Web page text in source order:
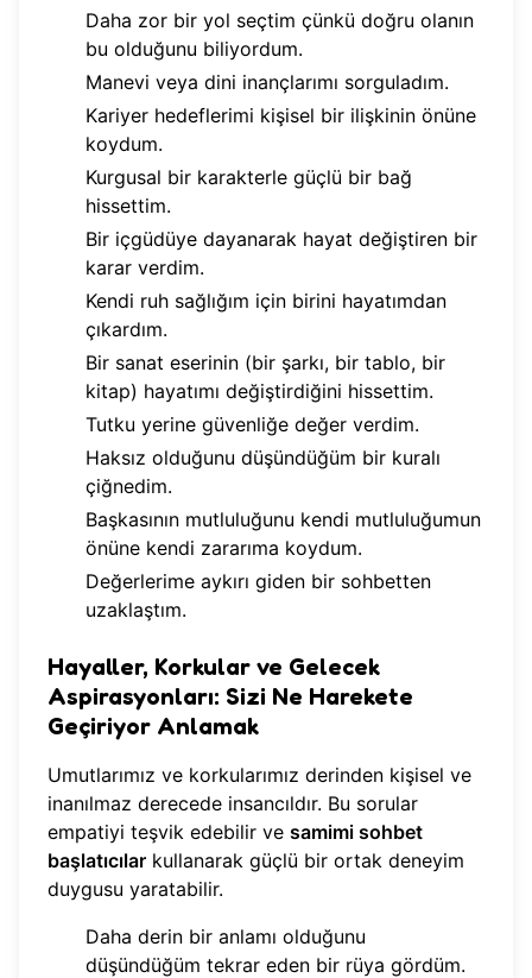
Daha zor bir yol seçtim çünkü doğru olanın
bu olduğunu biliyordum.
Manevi veya dini inançlarımı sorguladım.
Kariyer hedeflerimi kişisel bir ilişkinin önüne
koydum.
Kurgusal bir karakterle güçlü bir bağ
hissettim.
Bir içgüdüye dayanarak hayat değiştiren bir
karar verdim.
Kendi ruh sağlığım için birini hayatımdan
çıkardım.
Bir sanat eserinin (bir şarkı, bir tablo, bir
kitap) hayatımı değiştirdiğini hissettim.
Tutku yerine güvenliğe değer verdim.
Haksız olduğunu düşündüğüm bir kuralı
çiğnedim.
Başkasının mutluluğunu kendi mutluluğumun
önüne kendi zararıma koydum.
Değerlerime aykırı giden bir sohbetten
uzaklaştım.
Hayaller, Korkular ve Gelecek
Aspirasyonları: Sizi Ne Harekete
Geçiriyor Anlamak
Umutlarımız ve korkularımız derinden kişisel ve
inanılmaz derecede insancıldır. Bu sorular
empatiyi teşvik edebilir ve samimi sohbet
başlatıcılar kullanarak güçlü bir ortak deneyim
duygusu yaratabilir.
Daha derin bir anlamı olduğunu
düşündüğüm tekrar eden bir rüya gördüm.